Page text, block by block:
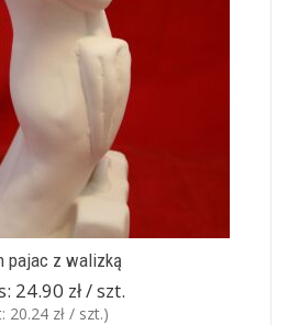
pajac z walizką
24.90 zł / szt.
20.24 zł / szt.)